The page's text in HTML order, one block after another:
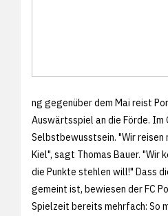
ng gegenüber dem Mai reist
Auswärtsspiel an die Förde. Im
Selbstbewusstsein. "Wir reisen
Kiel", sagt Thomas Bauer. "Wir
die Punkte stehlen will!" Dass
gemeint ist, bewiesen der FC
Spielzeit bereits mehrfach: So